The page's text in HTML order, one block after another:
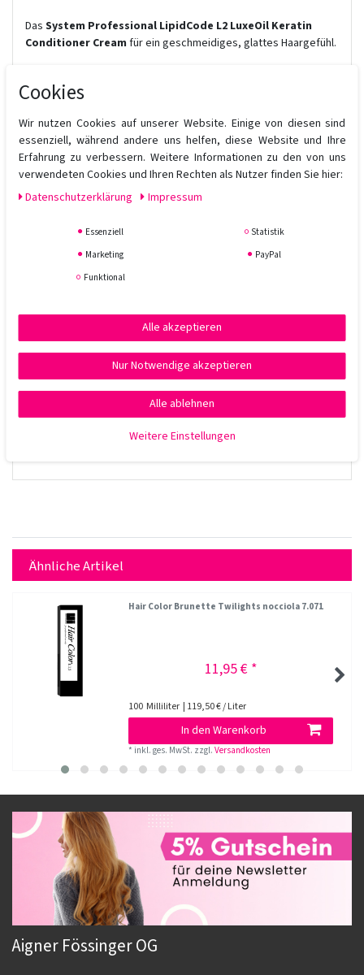
Das System Professional LipidCode L2 LuxeOil Keratin
Conditioner Cream für ein geschmeidiges, glattes Haargefühl.
Haartypen. Schützt das Keratin und die Haarfaser vor Styling-
Kombination aus Argan-, Jojoba- und Mandelöl für eine sofortige
Stärkung. Mit EnergyCode™ Complex für lebendiges Haar voller
Energie.
Direkt nach dem Waschen gleichmäßig im feuchten Haar
einwirken lassen. Mit Wasser aufemulgieren und sorgfältig
Ähnliche Artikel
Hair Color Brunette Twilights nocciola 7.071
11,95 € *
100 Milliliter | 119,50 € / Liter
In den Warenkorb
* inkl. ges. MwSt. zzgl.Versandkosten
Aigner Fössinger OG
Cookies
Wir nutzen Cookies auf unserer Website. Einige von diesen sind
essenziell, während andere uns helfen, diese Website und Ihre
Erfahrung zu verbessern. Weitere Informationen zu den von uns
verwendeten Cookies und Ihren Rechten als Nutzer finden Sie hier:
Daten­schutz­erklärung
Impressum
Essenziell
Statistik
Marketing
PayPal
Funktional
Alle akzeptieren
Nur Notwendige akzeptieren
Alle ablehnen
Weitere Einstellungen